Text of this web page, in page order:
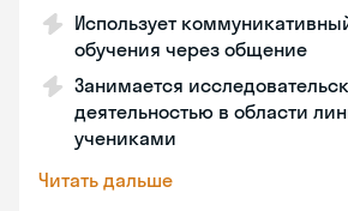
Использует
обучения через общение
Занимается
деятельностью в области
учениками
Читать дальше